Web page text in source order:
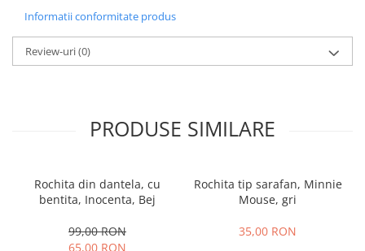
Informatii conformitate produs
Review-uri(0)
PRODUSE SIMILARE
Rochita din dantela, cu
bentita, Inocenta, Bej
99,00 RON
65,00 RON
Rochita tip sarafan, Minnie
Mouse, gri
35,00 RON